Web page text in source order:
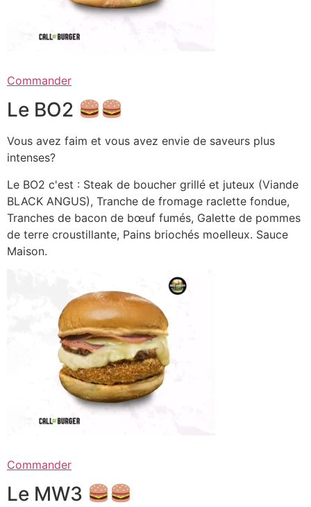
Commander
Le BO2
Vous avez faim et vous avez envie de saveurs plus
intenses?
Le BO2 c'est : Steak de boucher grillé et juteux (Viande
BLACK ANGUS), Tranche de fromage raclette fondue,
Tranches de bacon de bœuf fumés, Galette de pommes
de terre croustillante, Pains briochés moelleux. Sauce
Maison.
Commander
Le MW3